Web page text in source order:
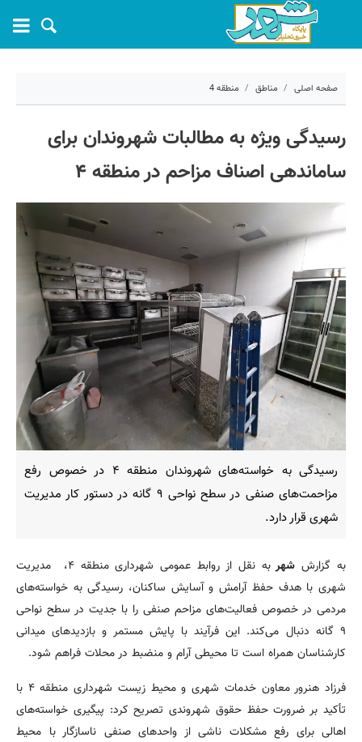
صفحه اصلی مناطق منطقه 4
رسیدگی ویژه به مطالبات شهروندان برای
ساماندهی اصناف مزاحم در منطقه ۴
رسیدگی به خواسته‌های شهروندان منطقه ۴ در خصوص رفع
مزاحمت‌های صنفی در سطح نواحی ۹ گانه در دستور کار مدیریت
شهری قرار دارد.
به گزارش شهر
به نقل از روابط عمومی شهرداری منطقه ۴، مدیریت
شهری با هدف حفظ آرامش و آسایش ساکنان، رسیدگی به خواسته‌های
مردمی در خصوص فعالیت‌های مزاحم صنفی را با جدیت در سطح نواحی
۹ گانه دنبال می‌کند. این فرآیند با پایش مستمر و بازدیدهای میدانی
کارشناسان همراه است تا محیطی آرام و منضبط در محلات فراهم شود.
فرزاد هنرور معاون خدمات شهری و محیط زیست شهرداری منطقه ۴ با
تأکید بر ضرورت حفظ حقوق شهروندی تصریح کرد: پیگیری خواسته‌های
اهالی برای رفع مشکلات ناشی از واحدهای صنفی ناسازگار با محیط